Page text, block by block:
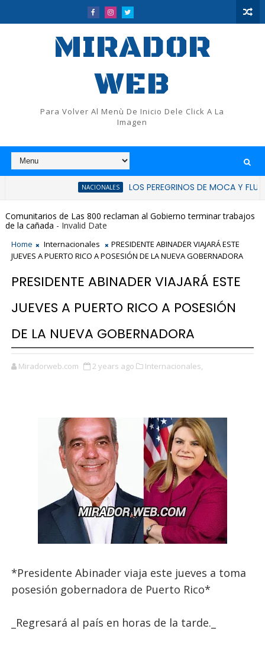
MIRADOR
WEB
Para Volver Al Menù De Inicio Dele Click A La
Imagen
LOS PEREGRINOS DE MOCA Y FLUP
Comunitarios de Las 800 reclaman al Gobierno terminar trabajos
de la cañada - Invalid Date
Home Internacionales
PRESIDENTE ABINADER VIAJARÁ ESTE
JUEVES A PUERTO RICO A POSESIÓN DE LA NUEVA GOBERNADORA
PRESIDENTE ABINADER VIAJARÁ ESTE
JUEVES A PUERTO RICO A POSESIÓN
DE LA NUEVA GOBERNADORA
Miradorweb.com 2 years ago Internacionales,
*Presidente Abinader viaja este jueves a toma
posesión gobernadora de Puerto Rico*
_Regresará al país en horas de la tarde._